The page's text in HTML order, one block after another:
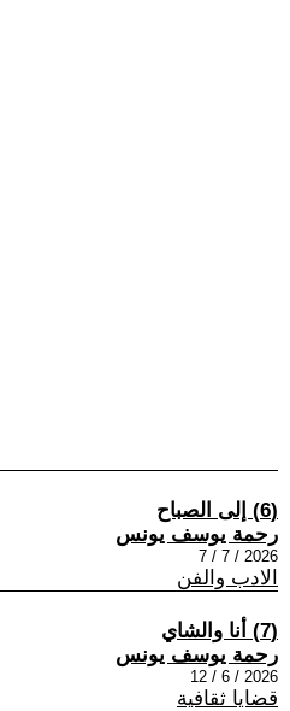
(6) إلى الصباح
رحمة يوسف يونس
2026 / 7 / 7
الادب والفن
(7) أنا والشاي
رحمة يوسف يونس
2026 / 6 / 12
قضايا ثقافية